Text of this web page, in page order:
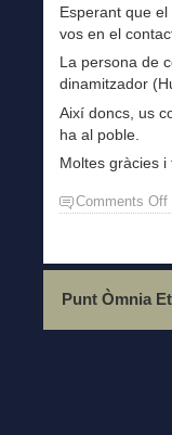
Esperant que
vos en el
La persona de
dinamitzador
Així doncs, us
ha al poble.
Moltes gràcies i
Comments Offon
Punt Òmnia